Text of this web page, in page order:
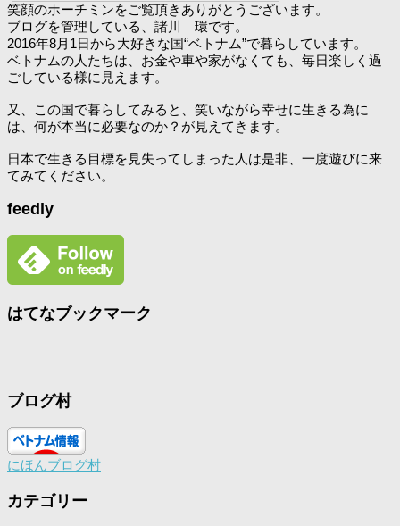
笑顔のホーチミンをご覧頂きありがとうございます。
ブログを管理している、諸川 環です。
2016年8月1日から大好きな国“ベトナム”で暮らしています。
ベトナムの人たちは、お金や車や家がなくても、毎日楽しく過
ごしている様に見えます。
又、この国で暮らしてみると、笑いながら幸せに生きる為に
は、何が本当に必要なのか？が見えてきます。
日本で生きる目標を見失ってしまった人は是非、一度遊びに来
てみてください。
feedly
はてなブックマーク
ブログ村
にほんブログ村
カテゴリー